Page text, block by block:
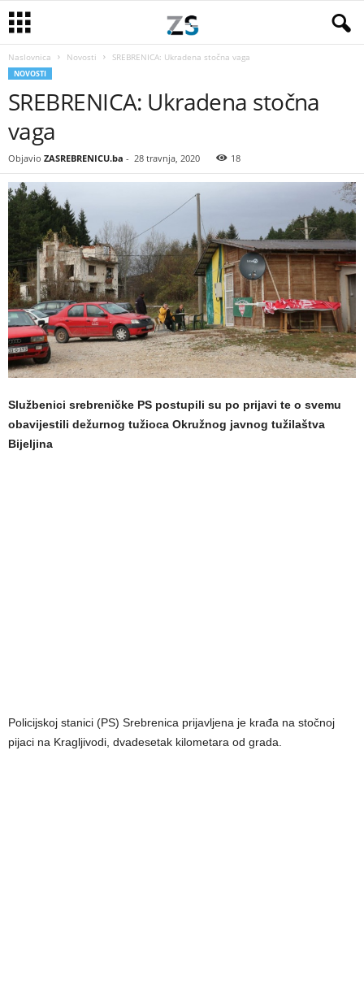
Naslovnica Novosti SREBRENICA: Ukradena stočna vaga
NOVOSTI
SREBRENICA: Ukradena stočna
vaga
Objavio ZASREBRENICU.ba - 28 travnja, 2020 18
Službenici srebreničke PS postupili su po prijavi te o svemu
obavijestili dežurnog tužioca Okružnog javnog tužilaštva
Bijeljina
Policijskoj stanici (PS) Srebrenica prijavljena je krađa na stočnoj
pijaci na Kragljivodi, dvadesetak kilometara od grada.